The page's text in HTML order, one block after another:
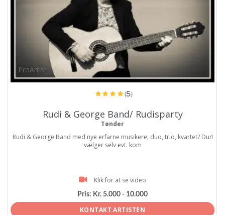
ProArtist
(5)
Rudi & George Band/ Rudisparty
Tønder
Rudi & George Band med nye erfarne musikere, duo, trio, kvartet? Du/I
vælger selv evt. kom
Klik for at se video
Pris: Kr. 5.000 - 10.000
KONTAKT ARTISTEN